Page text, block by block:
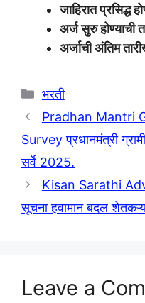
जाहिरात प्रसिद्ध
अर्ज सुरु होण्याची
अर्जाची अंतिम
Categories
भरती
Pradhan Mantri
Survey प्रधानमंत्री
सर्वे 2025.
Kisan Sarathi
सूचना हवामान बदल
Leave a